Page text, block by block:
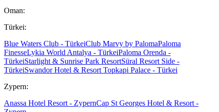
Oman:
Türkei:
Blue Waters Club - TürkeiClub Marvy by PalomaPaloma
FinesseLykia World Antalya - TürkeiPaloma Orenda -
TürkeiStarlight & Sunrise Park ResortSüral Resort Side -
TürkeiSwandor Hotel & Resort Topkapi Palace - Türkei
Zypern:
Anassa Hotel Resort - ZypernCap St Georges Hotel & Resort -